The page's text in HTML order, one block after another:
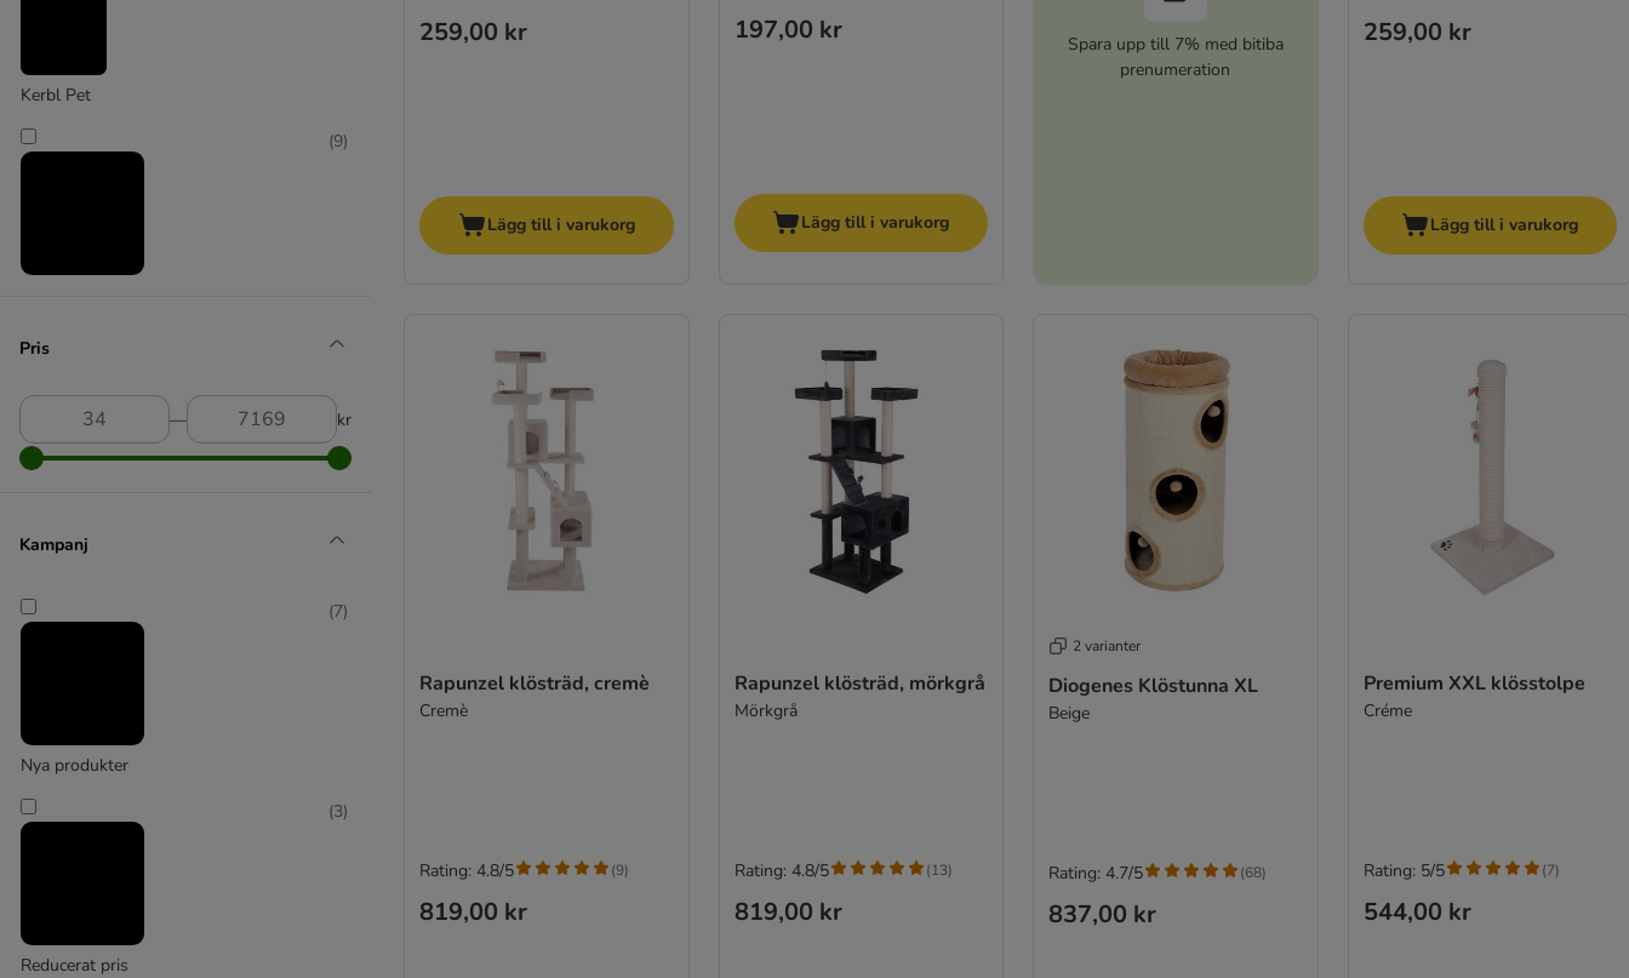
Kerbl Pet
(9)
21)
Pris
― kr
Kampanj
Nya produkter
(7)
Reducerat pris
(3)
259,00 kr
Lägg till i varukorg
197,00 kr
Lägg till i varukorg
Spara upp till 7% med bitiba
prenumeration
259,00 kr
Lägg till i varukorg
Rapunzel klösträd, cremè
Cremè
819,00 kr
Rating: 4.8/5 (9)
Rapunzel klösträd, mörkgrå
Mörkgrå
819,00 kr
Rating: 4.8/5 (13)
2 varianter
Diogenes Klöstunna XL
Beige
837,00 kr
Rating: 4.7/5 (68)
Premium XXL klösstolpe
Créme
544,00 kr
Rating: 5/5 (7)